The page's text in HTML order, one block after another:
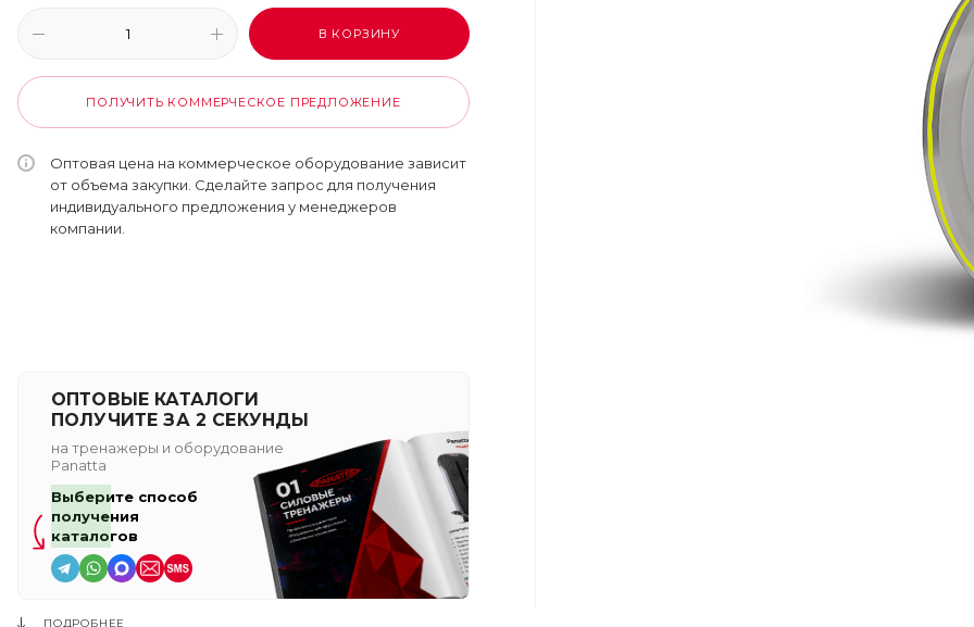
В КОРЗИНУ
ПОЛУЧИТЬ КОММЕРЧЕСКОЕ ПРЕДЛОЖЕНИЕ
Оптовая цена на коммерческое оборудование зависит
от объема закупки. Сделайте запрос для получения
индивидуального предложения у менеджеров
компании.
ОПТОВЫЕ КАТАЛОГИ
ПОЛУЧИТЕ ЗА 2 СЕКУНДЫ
на тренажеры и оборудование
Panatta
Выберите способ
получения
каталогов
ПОДРОБНЕЕ